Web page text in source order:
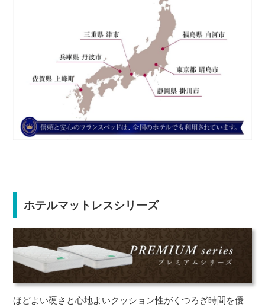
ホテルマットレスシリーズ
ほどよい硬さと心地よいクッション性がくつろぎ時間を優